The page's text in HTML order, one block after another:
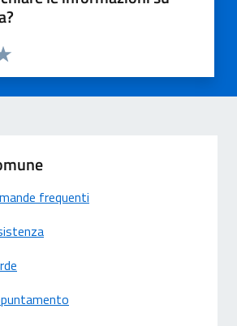
5 stelle su 5
4 stelle su 5
su 5
su 5
5
frequenti